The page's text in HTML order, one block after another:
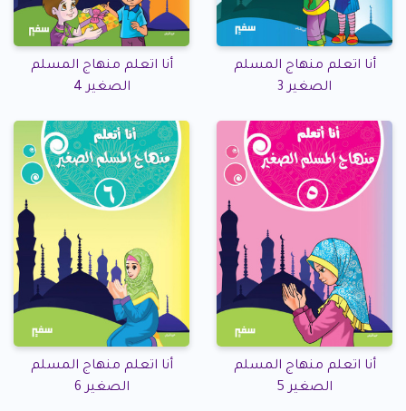
أنا اتعلم منهاج المسلم
الصغير 3
أنا اتعلم منهاج المسلم
الصغير 4
أنا اتعلم منهاج المسلم
الصغير 5
أنا اتعلم منهاج المسلم
الصغير 6